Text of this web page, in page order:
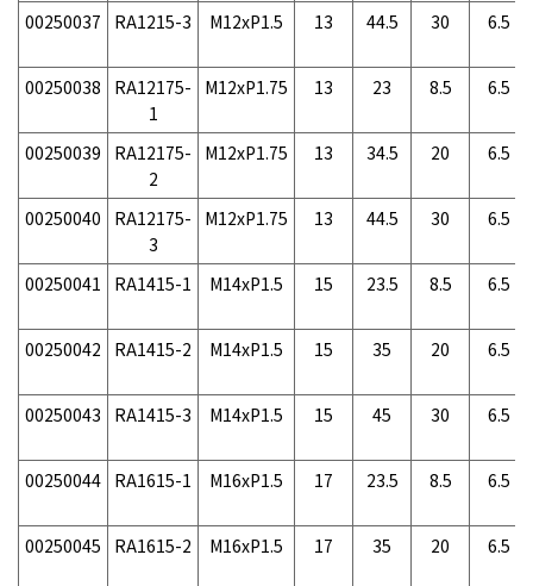
00250037 RA1215-3 M12xP1.5 13 44.5 30 6.5
00250038
RA12175-
1
M12xP1.75 13 23 8.5 6.5
00250039
RA12175-
2
M12xP1.75 13 34.5 20 6.5
00250040
RA12175-
3
M12xP1.75 13 44.5 30 6.5
00250041 RA1415-1 M14xP1.5 15 23.5 8.5 6.5
00250042 RA1415-2 M14xP1.5 15 35 20 6.5
00250043 RA1415-3 M14xP1.5 15 45 30 6.5
00250044 RA1615-1 M16xP1.5 17 23.5 8.5 6.5
00250045 RA1615-2 M16xP1.5 17 35 20 6.5